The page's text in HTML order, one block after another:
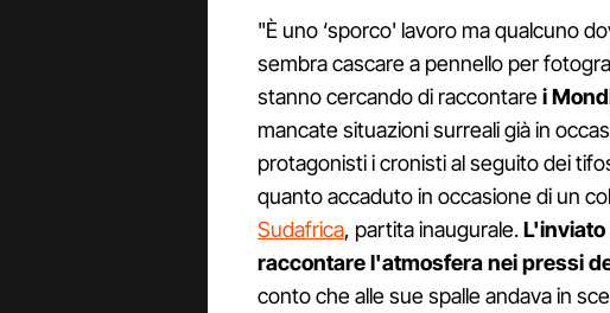
"È uno ‘sporco' lavoro ma qualcuno
sembra cascare a pennello per
stanno cercando di raccontarei
mancate situazioni surreali già in
protagonisti i cronisti al seguito dei
quanto accaduto in occasione di un
Sudafrica, partita inaugurale.L'inviato
raccontare l'atmosfera nei pressi
conto che alle sue spalle andava in